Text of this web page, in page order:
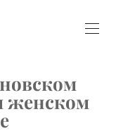
женском